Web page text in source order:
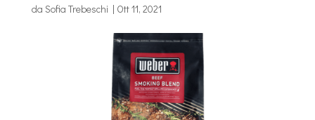
da Sofia Trebeschi | Ott 11, 2021